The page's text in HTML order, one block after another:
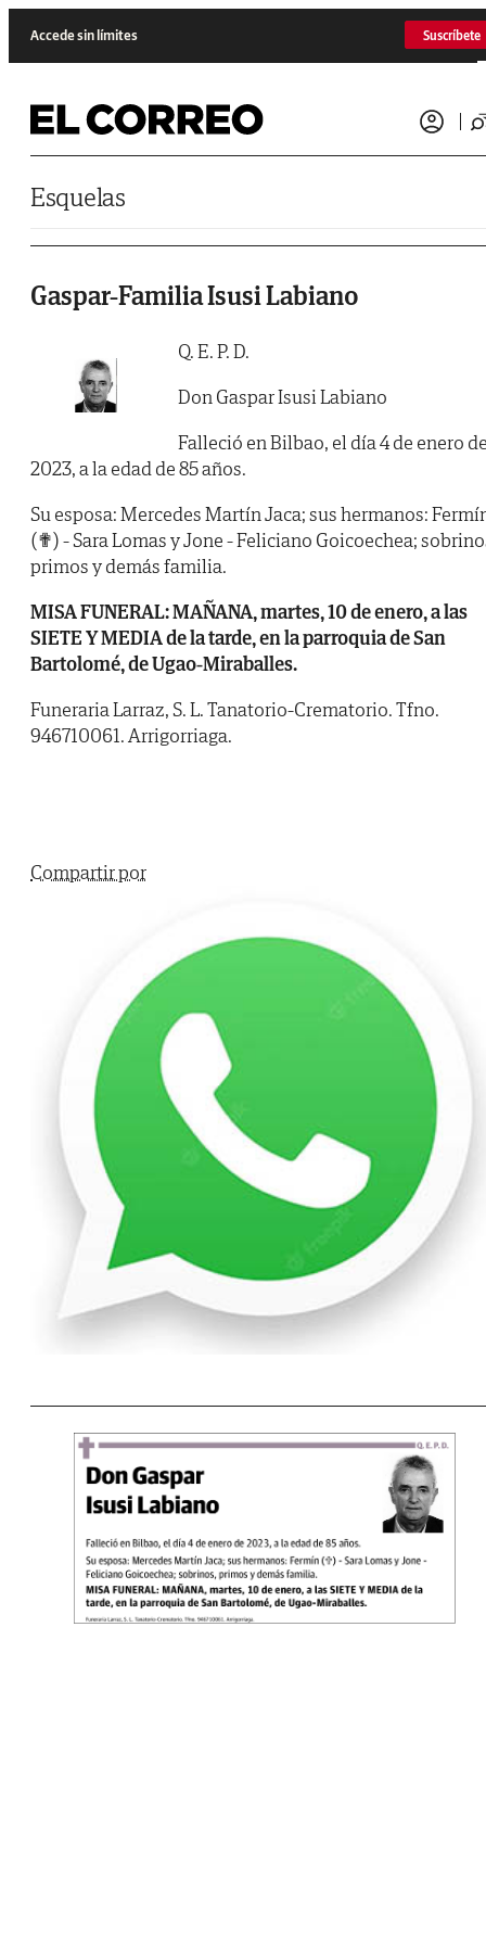
Accede sin límites Suscríbete
Esquelas
Gaspar-Familia Isusi Labiano
Q. E. P. D.
Don Gaspar Isusi Labiano
Falleció en Bilbao, el día 4 de enero
2023, a la edad de 85 años.
Su esposa: Mercedes Martín Jaca; sus hermanos:
(✟) - Sara Lomas y Jone - Feliciano Goicoechea;
primos y demás familia.
MISA FUNERAL: MAÑANA, martes, 10 de enero, a las
SIETE Y MEDIA de la tarde, en la parroquia de San
Bartolomé, de Ugao-Miraballes.
Funeraria Larraz, S. L. Tanatorio-Crematorio. Tfno.
946710061. Arrigorriaga.
Compartir por